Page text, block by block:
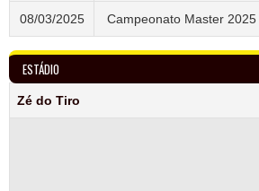
08/03/2025 Campeonato Master 2025
ESTÁDIO
Zé do Tiro